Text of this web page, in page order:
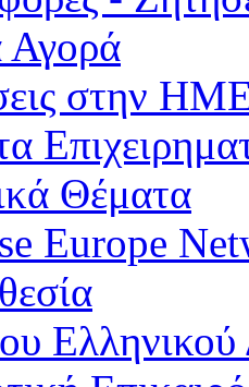
Αγορά
στην
Θέματα
Europe
Ελληνικού